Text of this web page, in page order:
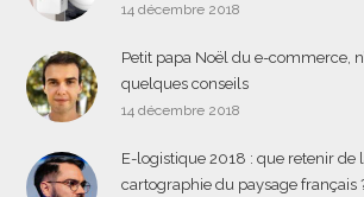
14 décembre 2018
Petit papa Noël du e-commerce,
quelques conseils
14 décembre 2018
E-logistique 2018 : que retenir de
cartographie du paysage français